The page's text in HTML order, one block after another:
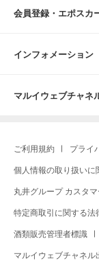
会員登録・エポスカ
インフォメーション
マルイウェブチャネ
ご利用規約 プライ
個人情報の取り扱いに
丸井グループ カスタ
特定商取引に関する法
酒類販売管理者標識
マルイウェブチャネ